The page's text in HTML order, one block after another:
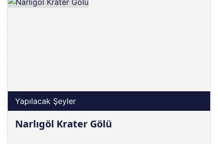
Yapılacak Şeyler
Narlıgöl Krater Gölü